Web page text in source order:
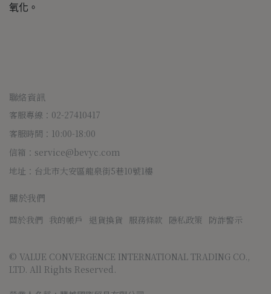
氧化。
聯絡資訊
客服專線：02-27410417
客服時間：10:00-18:00
信箱：service@bevyc.com
地址：台北市大安區龍泉街5巷10號1樓
關於我們
關於我們 我的帳戶 退貨換貨 服務條款 隱私政策 防詐警示
© VALUE CONVERGENCE INTERNATIONAL TRADING CO.,
LTD. All Rights Reserved.